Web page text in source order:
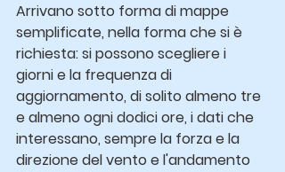
Arrivano sotto forma di mappe
semplificate, nella forma che si è
richiesta: si possono scegliere i
giorni e la frequenza di
aggiornamento, di solito almeno tre
e almeno ogni dodici ore, i dati che
interessano, sempre la forza e la
direzione del vento e l'andamento